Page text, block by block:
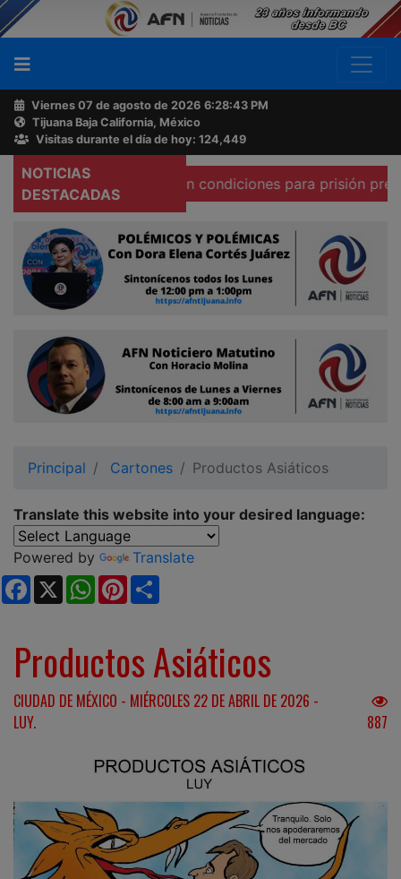
Viernes 07 de agosto de 2026 6:28:44 PM
Tijuana Baja California, México
Visitas durante el día de hoy: 124,449
NOTICIAS
DESTACADAS
afirma que existen condiciones para prisión
Principal Cartones Productos Asiáticos
Translate this website into your desired language:
Powered by
Translate
Facebook
X WhatsApp
Pinterest
Productos Asiáticos
CIUDAD DE MÉXICO - MIÉRCOLES 22 DE ABRIL DE 2026 -
LUY.
887
Buscador
Acerca
de
AFN
Ventas
Contacto
Reportero
Ciudadano